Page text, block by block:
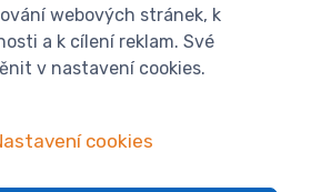
Odstoupení od smlouvy
digitalizace
webových stránek, k
a k cílení reklam. Své
v nastavení cookies.
cookies